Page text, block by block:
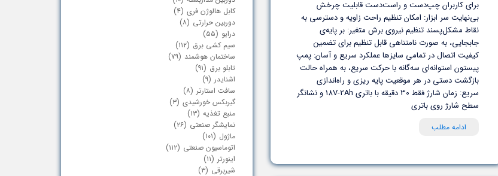
برای کاربران چپ‌دست و راست‌دست قابلیت چرخش
بی‌نهایت سر ابزار: امکان تنظیم راحت زاویه و دسترسی به
نقاط مشکل‌پسند تنظیم نیروی برش متغیر: بر پایه‌ی
جابجایی، به صورت نامتناهی قابل تنظیم برای تضمین
کیفیت اتصال در تمامی سایزها عملکرد سریع و آسان: پمپ
پیستون استوانه‌ای سه‌گانه با حرکت سریع، به همراه حالت
بازگشت دستی در هر موقعیت پایه‌ ریزی و راه‌اندازی
سریع: زمان شارژ فقط 30 دقیقه با باتری 18V-2Ah و نشانگر
سطح شارژ روی باتری
ادامه مطلب
کابل هالوژن فری (۴)
دوربین حرارتی (۸)
درایو (۵۵)
سیم کشی برق (۱۱۲)
ساختمان هوشمند (۷۹)
تابلو برق (۹۱)
اشنایدر (۹)
سافت استارتر (۸)
گیربکس خورشیدی (۳)
منبع تغذیه (۱۳)
نمایشگر صنعتی (۲۶)
ماژول (۱۰۱)
اتوماسیون صنعتی (۱۱۲)
اینورتر (۱۱)
شیربرقی (۳)